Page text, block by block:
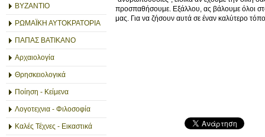
ΒΥΖΑΝΤΙΟ
ΡΩΜΑΪΚΗ ΑΥΤΟΚΡΑΤΟΡΙΑ
ΠΑΠΑΣ ΒΑΤΙΚΑΝΟ
Αρχαιολογία
Θρησκειολογικά
Ποίηση - Κείμενα
Λογοτεχνια - Φιλοσοφία
Καλές Τέχνες - Εικαστικά
προσπαθήσουμε. Εξάλλου, ας βάλουμε όλοι
μας. Για να ζήσουν αυτά σε έναν καλύτερο